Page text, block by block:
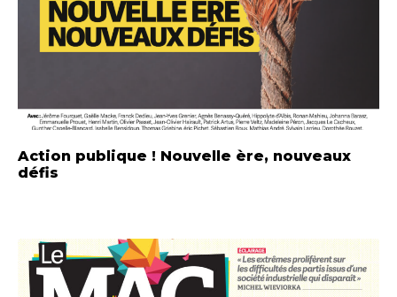
Action publique ! Nouvelle ère, nouveaux
défis